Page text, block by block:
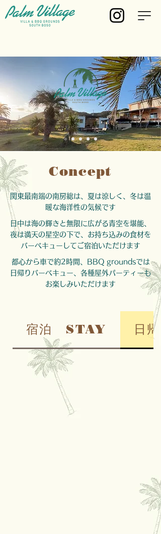
Concept
関東最南端の南房総は、夏は涼しく、冬は温
暖な海洋性の気候です
日中は海の輝きと無限に広がる青空を堪能、
夜は満天の星空の下で、お持ち込みの食材を
バーベキューしてご宿泊いただけます
都心から車で約2時間、BBQ groundsでは
日帰りバーベキュー、各種屋外パーティーも
お楽しみいただけます
宿泊 STAY 日